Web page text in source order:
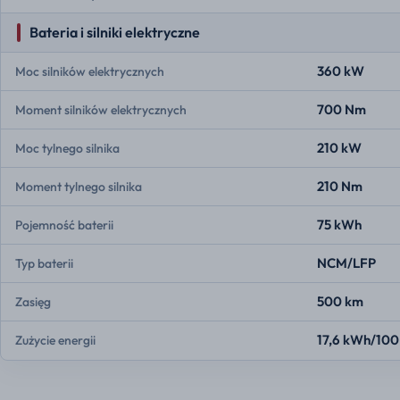
Bateria i silniki elektryczne
Moc silników elektrycznych 360 kW
Moment silników elektrycznych 700 Nm
Moc tylnego silnika 210 kW
Moment tylnego silnika 210 Nm
Pojemność baterii 75 kWh
Typ baterii NCM/LFP
Zasięg 500 km
Zużycie energii 17,6 kWh/